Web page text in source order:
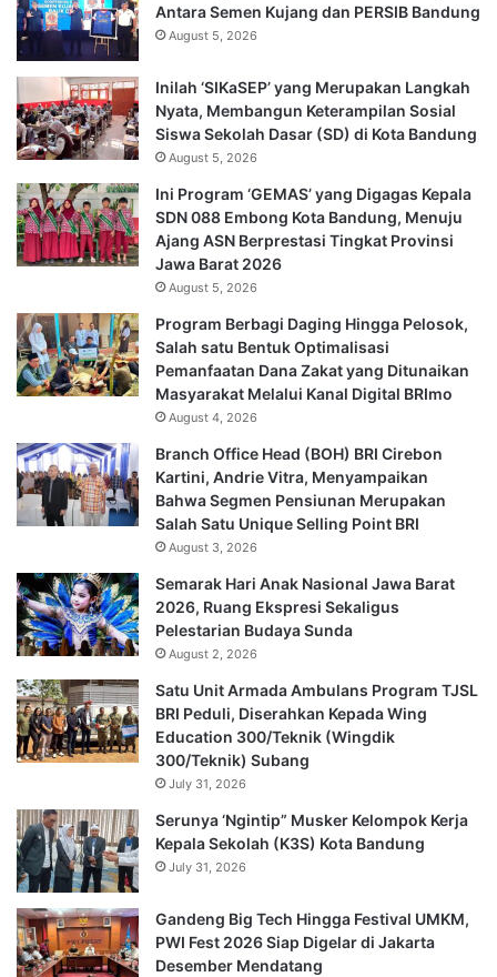
Antara Semen Kujang dan PERSIB Bandung
August 5, 2026
Inilah ‘SIKaSEP’ yang Merupakan Langkah
Nyata, Membangun Keterampilan Sosial
Siswa Sekolah Dasar (SD) di Kota Bandung
August 5, 2026
Ini Program ‘GEMAS’ yang Digagas Kepala
SDN 088 Embong Kota Bandung, Menuju
Ajang ASN Berprestasi Tingkat Provinsi
Jawa Barat 2026
August 5, 2026
Program Berbagi Daging Hingga Pelosok,
Salah satu Bentuk Optimalisasi
Pemanfaatan Dana Zakat yang Ditunaikan
Masyarakat Melalui Kanal Digital BRImo
August 4, 2026
Branch Office Head (BOH) BRI Cirebon
Kartini, Andrie Vitra, Menyampaikan
Bahwa Segmen Pensiunan Merupakan
Salah Satu Unique Selling Point BRI
August 3, 2026
Semarak Hari Anak Nasional Jawa Barat
2026, Ruang Ekspresi Sekaligus
Pelestarian Budaya Sunda
August 2, 2026
Satu Unit Armada Ambulans Program TJSL
BRI Peduli, Diserahkan Kepada Wing
Education 300/Teknik (Wingdik
300/Teknik) Subang
July 31, 2026
Serunya ‘Ngintip” Musker Kelompok Kerja
Kepala Sekolah (K3S) Kota Bandung
July 31, 2026
Gandeng Big Tech Hingga Festival UMKM,
PWI Fest 2026 Siap Digelar di Jakarta
Desember Mendatang